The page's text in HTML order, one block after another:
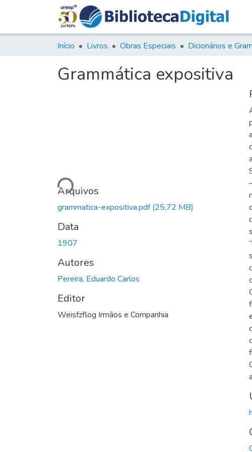
Início Livros Obras Especiais Dicionários e
Grammática expositiva
Carregando...
Arquivos
grammatica-expositiva.pdf(25,72 MB)
Data
1907
Autores
Pereira, Eduardo Carlos
Editor
Weisfzflog Irmãos e Companhia